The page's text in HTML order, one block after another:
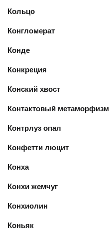
Кольцо
Конгломерат
Конде
Конкреция
Конский хвост
Контактовый метаморфизм
Контрлуз опал
Конфетти люцит
Конха
Конхи жемчуг
Конхиолин
Коньяк